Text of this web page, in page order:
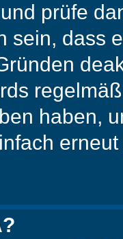
prüfe
sein, dass
haben,